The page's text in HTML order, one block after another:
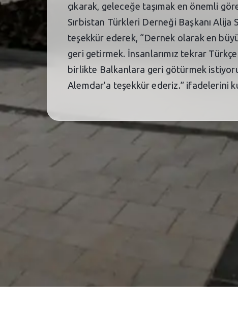
çıkarak, geleceğe taşımak en önemli
Sırbistan Türkleri Derneği Başkanı
teşekkür ederek, “Dernek olarak en
geri getirmek. İnsanlarımız tekrar
birlikte Balkanlara geri götürmek
Alemdar’a teşekkür ederiz.” ifadelerini